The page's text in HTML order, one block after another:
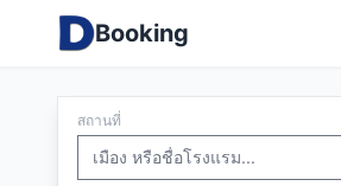
Booking
สถานที่